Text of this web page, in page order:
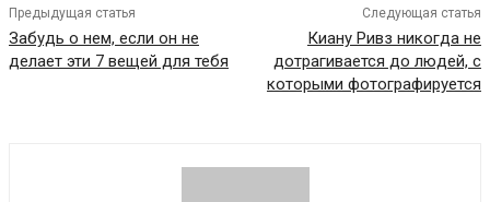
Предыдущая статья
Забудь о нем, если он не
делает эти 7 вещей для тебя
Следующая статья
Киану Ривз никогда не
дотрагивается до людей, с
которыми фотографируется